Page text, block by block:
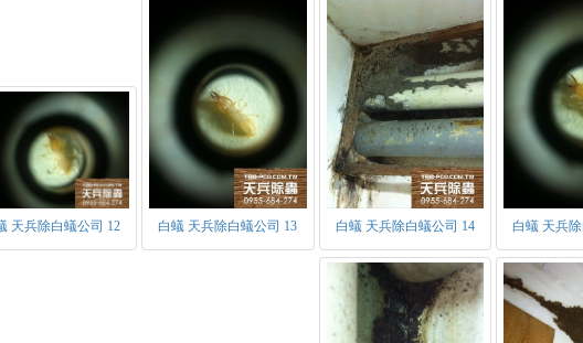
天兵除白蟻公司 12 白蟻 天兵除白蟻公司 13 白蟻 天兵除白蟻公司 14 白蟻 天兵